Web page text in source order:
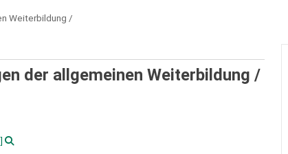
Weiterbildung /
der allgemeinen Weiterbildung /